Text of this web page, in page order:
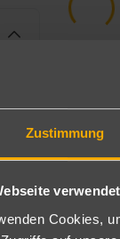
Zustimmung
Cookies,